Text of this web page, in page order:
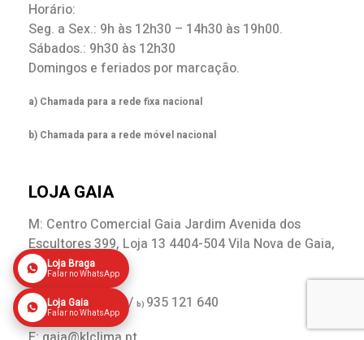
Horário:
Seg. a Sex.: 9h às 12h30 – 14h30 às 19h00.
Sábados.: 9h30 às 12h30
Domingos e feriados por marcação.
a) Chamada para a rede fixa nacional
b) Chamada para a rede móvel nacional
LOJA GAIA
M: Centro Comercial Gaia Jardim Avenida dos
Escultores 399, Loja 13 4404-504 Vila Nova de Gaia,
Porto
T: a)221 144 631 / b) 935 121 640
Loja Braga
Falar no WhatsApp
Loja Gaia
Falar no WhatsApp